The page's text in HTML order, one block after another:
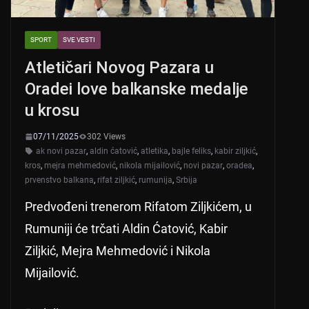
SPORT SVE VESTI
Atletičari Novog Pazara u
Oradei love balkanske medalje
u krosu
07/11/2025
302 Views
ak novi pazar, aldin ćatović, atletika, bajle feliks, kabir ziljkić,
kros, mejra mehmedović, nikola mijailović, novi pazar, oradea,
prvenstvo balkana, rifat ziljkić, rumunija, Srbija
Predvođeni trenerom Rifatom Ziljkićem, u
Rumuniji će trčati Aldin Ćatović, Kabir
Ziljkić, Mejra Mehmedović i Nikola
Mijailović.